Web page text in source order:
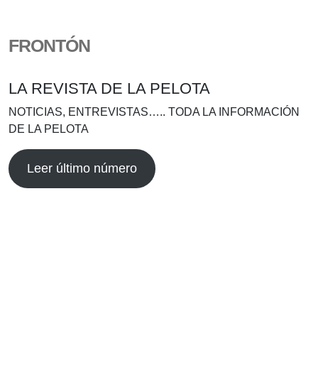
FRONTÓN
LA REVISTA DE LA PELOTA
NOTICIAS, ENTREVISTAS….. TODA LA INFORMACIÓN
DE LA PELOTA
Leer último número